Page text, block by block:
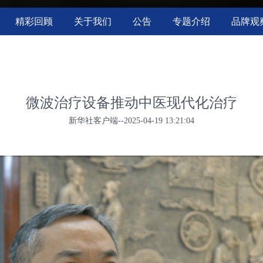
精彩回顾 关于我们 公告 专题介绍 品牌观
微波治疗设备推动中医现代化治疗
新华社客户端--2025-04-19 13:21:04